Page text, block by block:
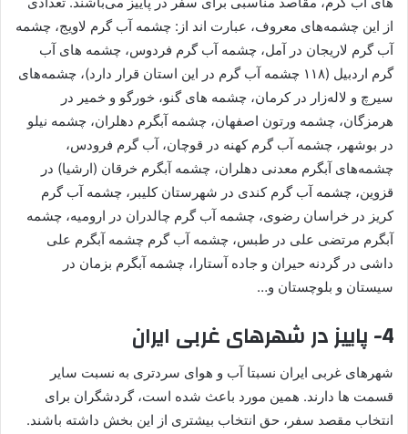
از این چشمه‌های معروف، عبارت اند از: چشمه آب گرم لاویج، چشمه
آب گرم لاریجان در آمل، چشمه آب گرم فردوس، چشمه های آب
گرم اردبیل (۱۱۸ چشمه آب گرم در این استان قرار دارد)، چشمه‌های
سیرچ و لاله‌زار در کرمان، چشمه های گنو، خورگو و خمیر در
هرمزگان، چشمه ورتون اصفهان، چشمه آبگرم دهلران، چشمه نیلو
در بوشهر، چشمه آب گرم کهنه در قوچان، آب گرم فرودس،
چشمه‌های آبگرم معدنی دهلران، چشمه آبگرم خرقان (ارشیا) در
قزوین، چشمه آب گرم کندی در شهرستان کلیبر، چشمه آب گرم
کریز در خراسان رضوی، چشمه آب گرم چالدران در ارومیه، چشمه
آبگرم مرتضی علی در طبس، چشمه آب گرم چشمه آبگرم علی
داشی در گردنه حیران و جاده آستارا، چشمه آبگرم بزمان در
سیستان و بلوچستان و…
4- پاییز در شهرهای غربی ایران
شهرهای غربی ایران نسبتا آب و هوای سردتری به نسبت سایر
قسمت ها دارند. همین مورد باعث شده است، گردشگران برای
انتخاب مقصد سفر، حق انتخاب بیشتری از این بخش داشته باشند.